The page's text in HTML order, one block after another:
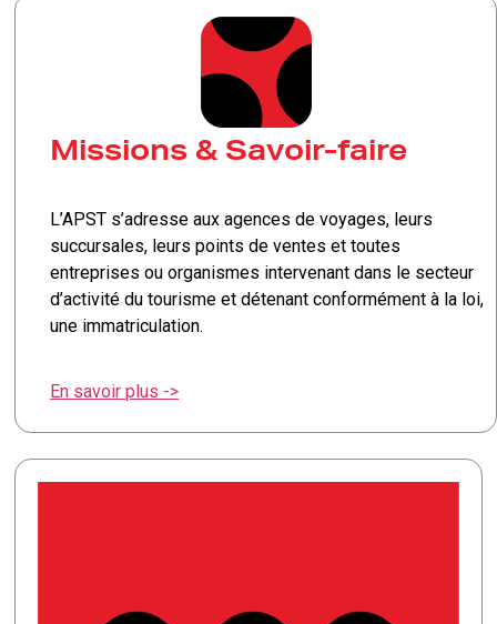
Missions & Savoir-faire
L’APST s’adresse aux agences de voyages, leurs
succursales, leurs points de ventes et toutes
entreprises ou organismes intervenant dans le secteur
d’activité du tourisme et détenant conformément à la loi,
une immatriculation.
En savoir plus ->